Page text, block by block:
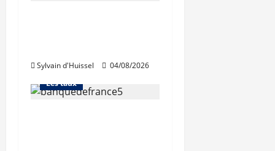
Sylvain d'Huissel 04/08/2026
L'avis des courtiers
Les taux